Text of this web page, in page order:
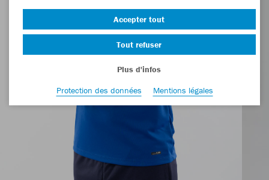
Accepter tout
Tout refuser
Plus d'infos
Protection des données
Mentions légales